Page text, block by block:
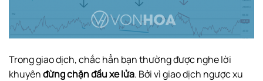
Trong giao dịch, chắc hẳn bạn thường được nghe lời
khuyênđừng chặn đầu xe lửa. Bởi vì giao dịch ngược xu